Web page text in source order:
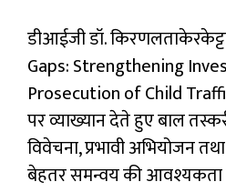
डीआईजी डॉ.
Gaps: Strengthening
Prosecution of Child
पर व्याख्यान देते हुए बाल
विवेचना, प्रभावी अभियोजन
बेहतर समन्वय की आवश्यकता